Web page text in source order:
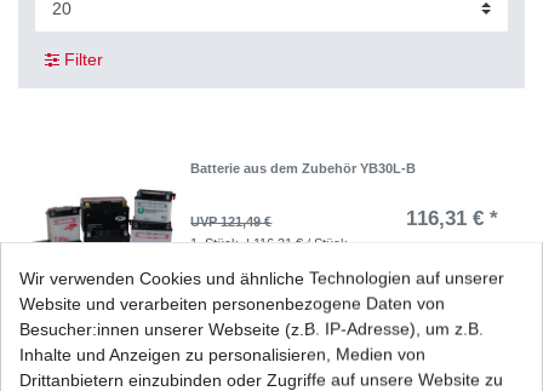
Filter
Batterie aus dem Zubehör YB30L-B
UVP 121,49 € 116,31 € *
1 Stück | 116,31 € / Stück
Ölfilter Hiflo HF621 HF 621 Artic Cat
Wir verwenden Cookies und ähnliche Technologien auf unserer
Website und verarbeiten personenbezogene Daten von
Besucher:innen unserer Webseite (z.B. IP-Adresse), um z.B.
Inhalte und Anzeigen zu personalisieren, Medien von
Drittanbietern einzubinden oder Zugriffe auf unsere Website zu